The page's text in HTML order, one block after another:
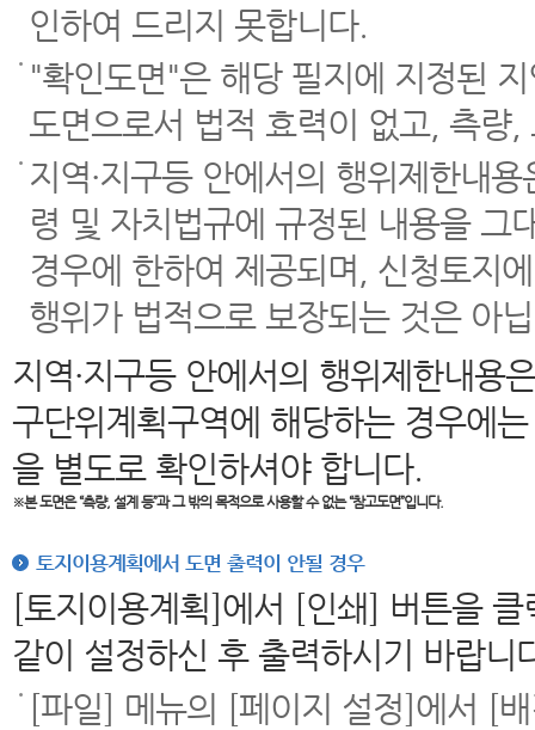
인하여 드리지 못합니다.
"확인도면"은 해당 필지에 지정된
도면으로서 법적 효력이 없고, 측량
지역·지구등 안에서의 행위제한내
령 및 자치법규에 규정된 내용을 그
경우에 한하여 제공되며, 신청토지
행위가 법적으로 보장되는 것은 아
지역·지구등 안에서의 행위제한내용
구단위계획구역에 해당하는 경우에
을 별도로 확인하셔야 합니다.
※본 도면은“측량, 설계 등”과 그 밖의 목적으로 사용할 수 없는 “참고도면”입니다.
토지이용계획에서 도면 출력이 안될 경우
[토지이용계획]에서 [인쇄] 버튼을
같이 설정하신 후 출력하시기 바랍니
[파일] 메뉴의 [페이지 설정]에서 [